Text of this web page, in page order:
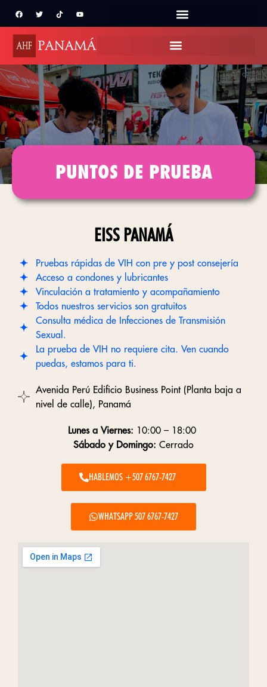
PUNTOS DE PRUEBA
EISS PANAMÁ
Pruebas rápidas de VIH con pre y post consejería
Acceso a condones y lubricantes
Vinculación a tratamiento y acompañamiento
Todos nuestros servicios son gratuitos
Consulta médica de Infecciones de Transmisión
Sexual.
La prueba de VIH no requiere cita. Ven cuando
puedas, estamos para ti.
Avenida Perú Edificio Business Point (Planta baja a
nivel de calle), Panamá
Lunes a Viernes: 10:00 – 18:00
Sábado y Domingo: Cerrado
HABLEMOS +507 6767-7427
WHATSAPP 507 6767-7427